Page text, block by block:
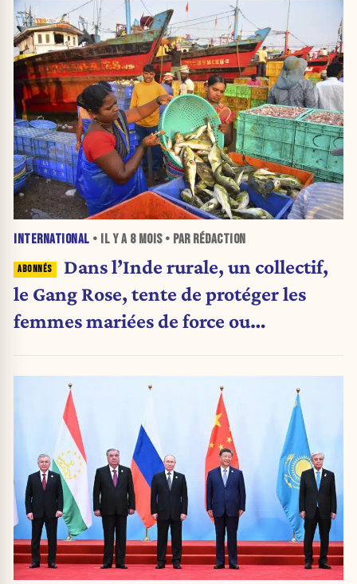
INTERNATIONAL • IL Y A 8 MOIS• PAR RÉDACTION
Dans l’Inde rurale, un collectif,
le Gang Rose, tente de protéger les
femmes mariées de force ou